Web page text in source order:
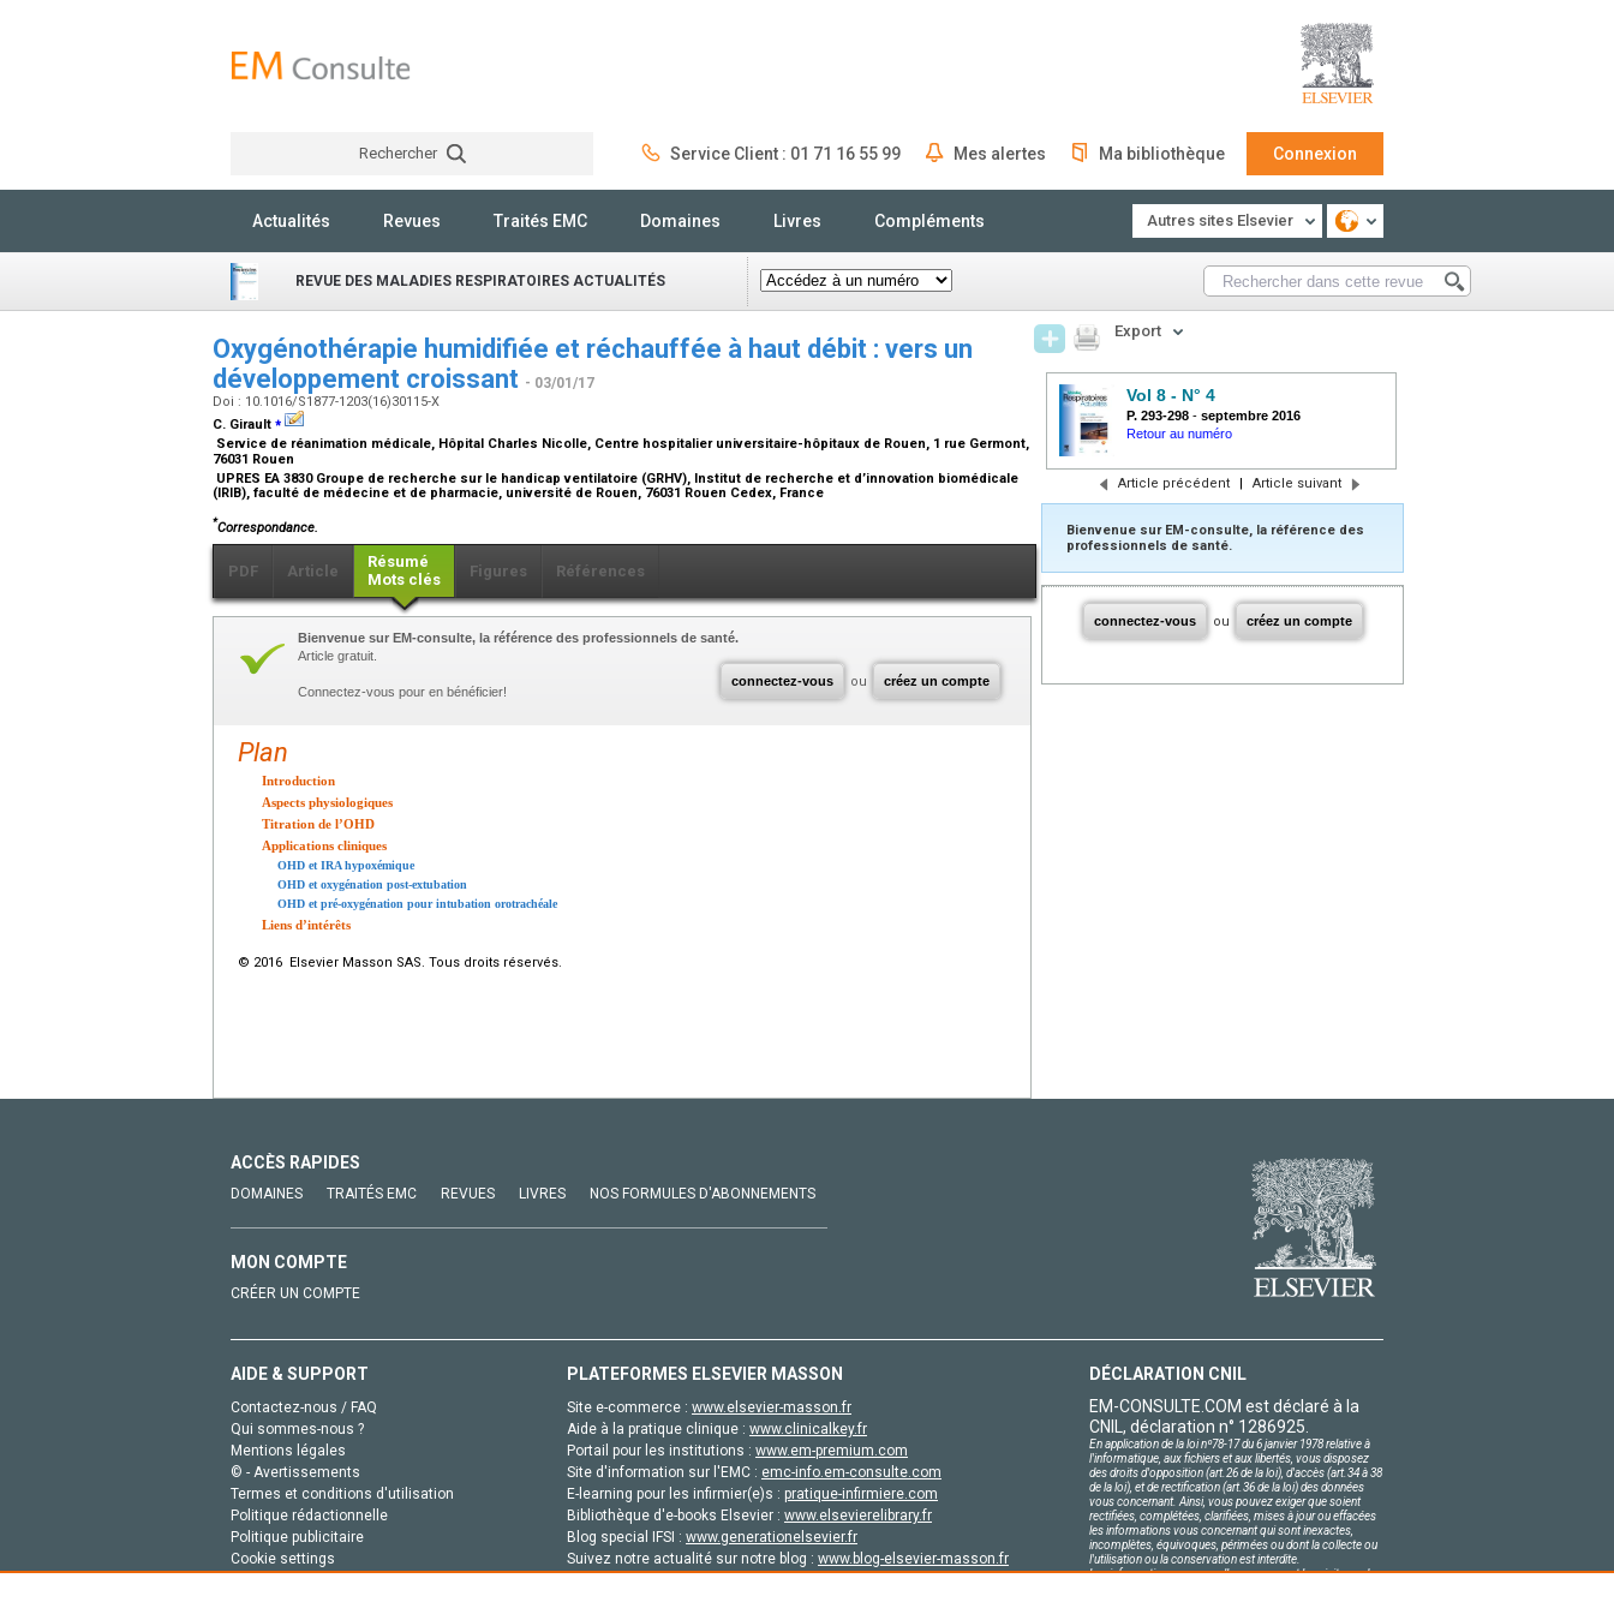
Rechercher Service Client : 01 71 16 55 99 Mes alertes Ma bibliothèque Connexion
Actualités Revues Traités EMC Domaines Livres Compléments Autres sites Elsevier
REVUE DES MALADIES RESPIRATOIRES ACTUALITÉS
Oxygénothérapie humidifiée et réchauffée à haut débit : vers un
développement croissant - 03/01/17
Doi : 10.1016/S1877-1203(16)30115-X
C. Girault ⁎
Service de réanimation médicale, Hôpital Charles Nicolle, Centre hospitalier universitaire-hôpitaux de Rouen, 1 rue Germont,
76031 Rouen
UPRES EA 3830 Groupe de recherche sur le handicap ventilatoire (GRHV), Institut de recherche et d’innovation biomédicale
(IRIB), faculté de médecine et de pharmacie, université de Rouen, 76031 Rouen Cedex, France
*Correspondance.
PDF Article
Résumé
Mots clés
Figures Références
connectez-vous ou créez un compte
Bienvenue sur EM-consulte, la référence des professionnels de santé.
Article gratuit.
Connectez-vous pour en bénéficier!
Plan
Introduction
Aspects physiologiques
Titration de l’OHD
Applications cliniques
OHD et IRA hypoxémique
OHD et oxygénation post-extubation
OHD et pré-oxygénation pour intubation orotrachéale
Liens d’intérêts
© 2016 Elsevier Masson SAS. Tous droits réservés.
Export
Vol 8 - N° 4
P. 293-298 - septembre 2016
Retour au numéro
Article précédent | Article suivant
Bienvenue sur EM-consulte, la référence des
professionnels de santé.
connectez-vous ou créez un compte
ACCÈS RAPIDES
DOMAINES TRAITÉS EMC REVUES LIVRES NOS FORMULES D'ABONNEMENTS
MON COMPTE
CRÉER UN COMPTE
AIDE & SUPPORT
Contactez-nous / FAQ
Qui sommes-nous ?
Mentions légales
© - Avertissements
Termes et conditions d'utilisation
Politique rédactionnelle
Politique publicitaire
Cookie settings
PLATEFORMES ELSEVIER MASSON
Site e-commerce : www.elsevier-masson.fr
Aide à la pratique clinique : www.clinicalkey.fr
Portail pour les institutions : www.em-premium.com
Site d'information sur l'EMC : emc-info.em-consulte.com
E-learning pour les infirmier(e)s : pratique-infirmiere.com
Bibliothèque d'e-books Elsevier : www.elsevierelibrary.fr
Blog special IFSI : www.generationelsevier.fr
Suivez notre actualité sur notre blog : www.blog-elsevier-masson.fr
DÉCLARATION CNIL
EM-CONSULTE.COM est déclaré à la
CNIL, déclaration n° 1286925.
En application de la loi nº78-17 du 6 janvier 1978 relative à
l'informatique, aux fichiers et aux libertés, vous disposez
des droits d'opposition (art.26 de la loi), d'accès (art.34 à 38
de la loi), et de rectification (art.36 de la loi) des données
vous concernant. Ainsi, vous pouvez exiger que soient
rectifiées, complétées, clarifiées, mises à jour ou effacées
les informations vous concernant qui sont inexactes,
incomplètes, équivoques, périmées ou dont la collecte ou
l'utilisation ou la conservation est interdite.
Les informations personnelles concernant les visiteurs de